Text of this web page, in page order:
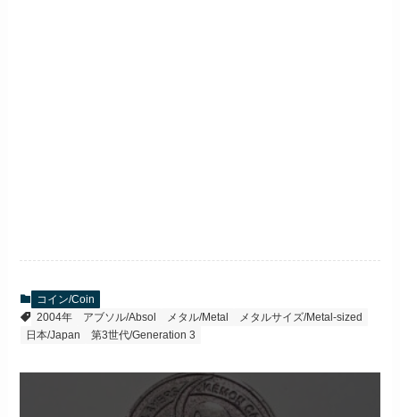
コイン/Coin
2004年
アブソル/Absol メタル/Metal
メタルサイズ/Metal-sized
日本/Japan
第3世代/Generation 3